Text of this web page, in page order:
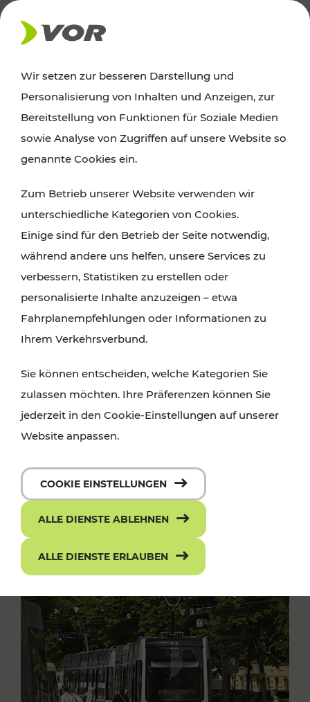
AKTUELLES
News
Alle wichtigen Meldungen zu Fahrplanänderungen,
finden Sie hier im Überblick.
Wir setzen zur besseren Darstellung und
Personalisierung von Inhalten und Anzeigen, zur
Bereitstellung von Funktionen für Soziale Medien
sowie Analyse von Zugriffen auf unsere Website so
genannte Cookies ein.
Zum Betrieb unserer Website verwenden wir
unterschiedliche Kategorien von Cookies.
Einige sind für den Betrieb der Seite notwendig,
während andere uns helfen, unsere Services zu
verbessern, Statistiken zu erstellen oder
personalisierte Inhalte anzuzeigen – etwa
Fahrplanempfehlungen oder Informationen zu
Ihrem Verkehrsverbund.
Sie können entscheiden, welche Kategorien Sie
zulassen möchten. Ihre Präferenzen können Sie
jederzeit in den Cookie-Einstellungen auf unserer
Website anpassen.
COOKIE EINSTELLUNGEN
ALLE DIENSTE ABLEHNEN
ALLE DIENSTE ERLAUBEN